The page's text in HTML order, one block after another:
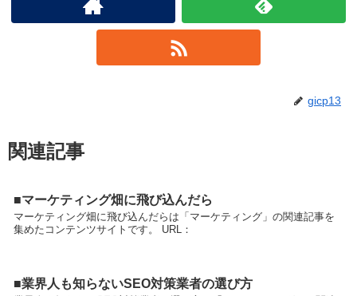
gicp13
関連記事
■マーケティング畑に飛び込んだら
マーケティング畑に飛び込んだらは「マーケティング」の関連記事を
集めたコンテンツサイトです。 URL：
■業界人も知らないSEO対策業者の選び方